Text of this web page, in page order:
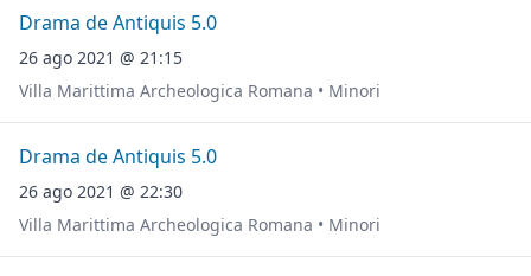
Drama de Antiquis 5.0
26 ago 2021 @ 21:15
Villa Marittima Archeologica Romana • Minori
Drama de Antiquis 5.0
26 ago 2021 @ 22:30
Villa Marittima Archeologica Romana • Minori